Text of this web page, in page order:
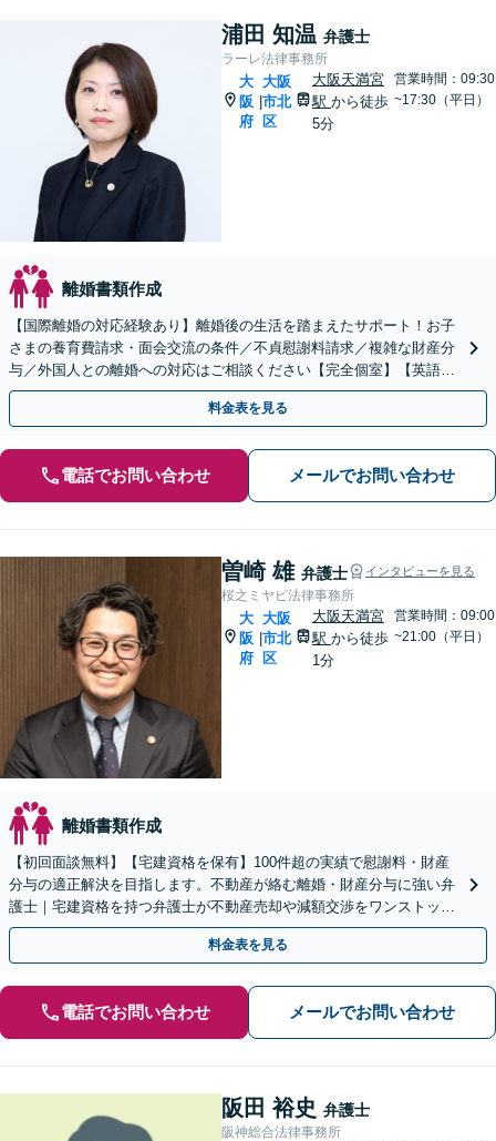
浦田 知温 弁護士
ラーレ法律事務所
大
阪
府
大阪
市北
区
大阪天満宮
駅 から徒歩
5分
営業時間：09:30
~17:30（平日）
離婚書類作成
【国際離婚の対応経験あり】離婚後の生活を踏まえたサポート！お子
さまの養育費請求・面会交流の条件／不貞慰謝料請求／複雑な財産分
与／外国人との離婚への対応はご相談ください【完全個室】【英語対
応可】【大阪天満宮駅5分】
料金表を見る
電話でお問い合わせ メールでお問い合わせ
曽崎 雄 弁護士 インタビューを見る
桜之ミヤビ法律事務所
大
阪
府
大阪
市北
区
大阪天満宮
駅 から徒歩
1分
営業時間：09:00
~21:00（平日）
離婚書類作成
【初回面談無料】【宅建資格を保有】100件超の実績で慰謝料・財産
分与の適正解決を目指します。不動産が絡む離婚・財産分与に強い弁
護士｜宅建資格を持つ弁護士が不動産売却や減額交渉をワンストップ
でサポートします。
料金表を見る
電話でお問い合わせ メールでお問い合わせ
阪田 裕史 弁護士
阪神総合法律事務所